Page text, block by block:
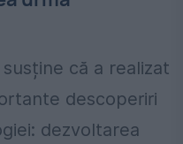
că a realizat
descoperiri
dezvoltarea